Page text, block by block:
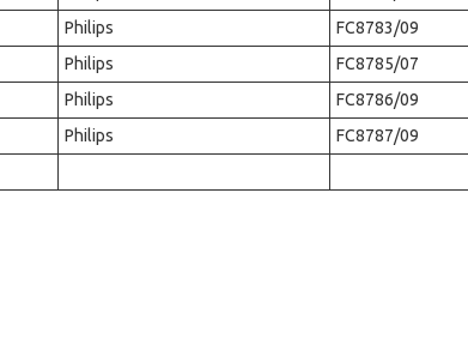
Philips
FC8783/09
Philips
FC8785/07
Philips
FC8786/09
Philips
FC8787/09